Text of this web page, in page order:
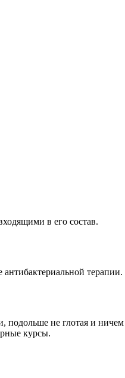
в его состав.
терапии.
не глотая и
курсы.